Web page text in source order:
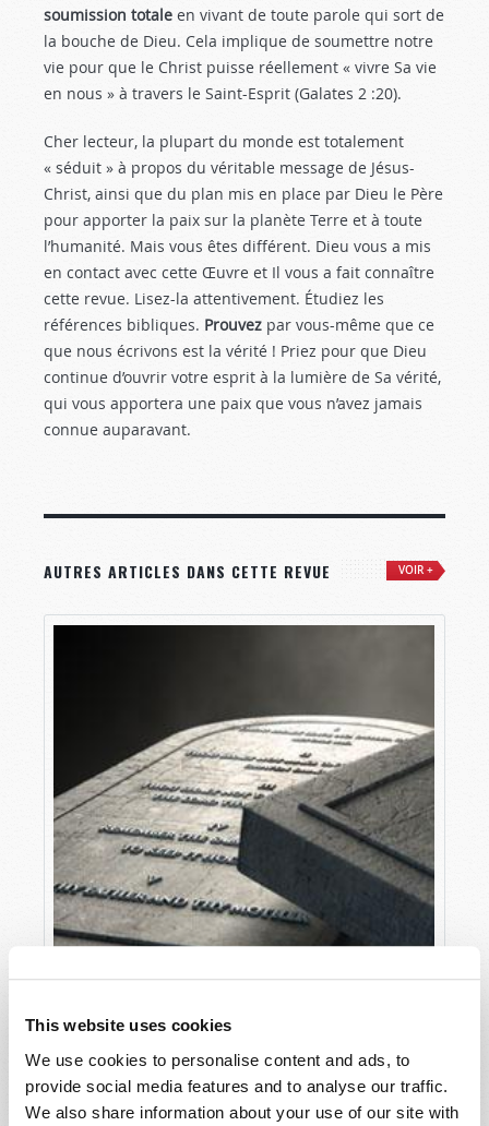
This website uses cookies
We use cookies to personalise content and ads, to
provide social media features and to analyse our traffic.
We also share information about your use of our site with
soumission totale en vivant de toute parole qui sort de
la bouche de Dieu. Cela implique de soumettre notre
vie pour que le Christ puisse réellement « vivre Sa vie
en nous » à travers le Saint-Esprit (Galates 2 :20).
Cher lecteur, la plupart du monde est totalement
« séduit » à propos du véritable message de Jésus-
Christ, ainsi que du plan mis en place par Dieu le Père
pour apporter la paix sur la planète Terre et à toute
l’humanité. Mais vous êtes différent. Dieu vous a mis
en contact avec cette Œuvre et Il vous a fait connaître
cette revue. Lisez-la attentivement. Étudiez les
références bibliques. Prouvez par vous-même que ce
que nous écrivons est la vérité ! Priez pour que Dieu
continue d’ouvrir votre esprit à la lumière de Sa vérité,
qui vous apportera une paix que vous n’avez jamais
connue auparavant.
AUTRES ARTICLES DANS CETTE REVUE VOIR +